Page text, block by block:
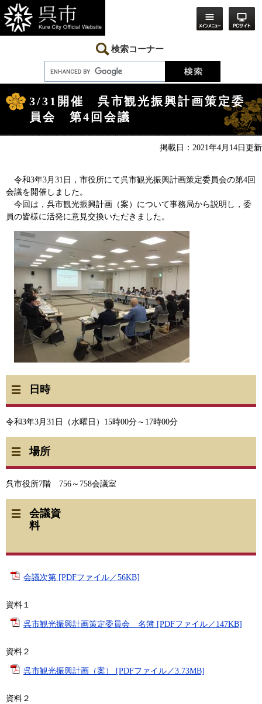
ー
ジ
の
ニ
ュ
ー
本
検索コーナー
文
3/31開催 呉市観光振興計画策定委
員会 第4回会議
掲載日：2021年4月14日更新
令和3年3月31日，市役所にて呉市観光振興計画策定委員会の第4回
会議を開催しました。
今回は，呉市観光振興計画（案）について事務局から説明し，委
員の皆様に活発に意見交換いただきました。
日時
令和3年3月31日（水曜日）15時00分～17時00分
場所
呉市役所7階 756～758会議室
会議資
料
会議次第 [PDFファイル／56KB]
資料１
呉市観光振興計画策定委員会 名簿 [PDFファイル／147KB]
資料２
呉市観光振興計画（案） [PDFファイル／3.73MB]
資料２